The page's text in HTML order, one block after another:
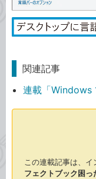
関連記事
連載「Windows
この連載記事は、イ
フェクトブック困